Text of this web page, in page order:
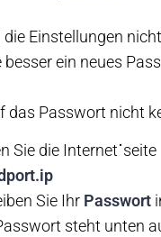
die Einstellungen
besser ein neues
das Passwort nicht
Sie die Internet˙seite
Sie Ihr Passwort
steht unten